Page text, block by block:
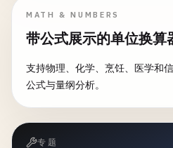
MATH & NUMBERS
带公式展示的单位换算
支持物理、化学、烹饪、医学和
公式与量纲分析。
专题